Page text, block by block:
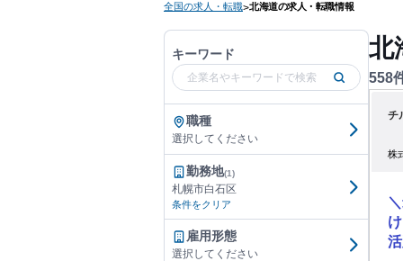
全国の求人・転職>北海道の求人・転職情報
キーワード
職種
選択してください
勤務地(1)
札幌市白石区
条件をクリア
雇用形態
選択してください
北
558
チ
株